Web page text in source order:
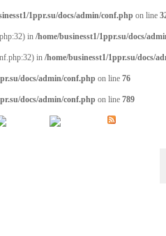
1ppr.su/docs/admin/conf.php on line
in /home/businesst1/1ppr.su/docs/
in /home/businesst1/1ppr.su/docs/
docs/admin/conf.php on line 76
docs/admin/conf.php on line 789